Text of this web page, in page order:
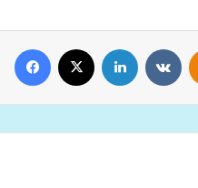
Facebook LinkedIn